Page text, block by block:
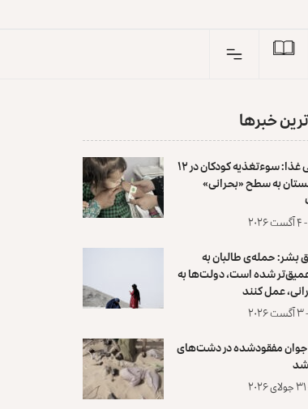
خبرها
برنامه جهانی غذا: سوءتغذیه کودکان در ۱۲
به سطح «بحرانی»
بشر: حمله‌ی طالبان به
شده است، دولت‌ها به
عمل کنند
پیکرهای ۱۴ جوان مفقودشده در دشت‌های
شد